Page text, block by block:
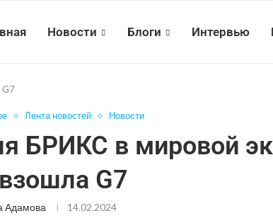
Новости Блоги Интервью
G7
Лента новостей Новости
БРИКС в мировой
G7
Адамова 14.02.2024